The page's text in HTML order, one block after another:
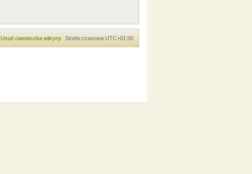
Strefa czasowa UTC+01:00
Usuń ciasteczka witryny